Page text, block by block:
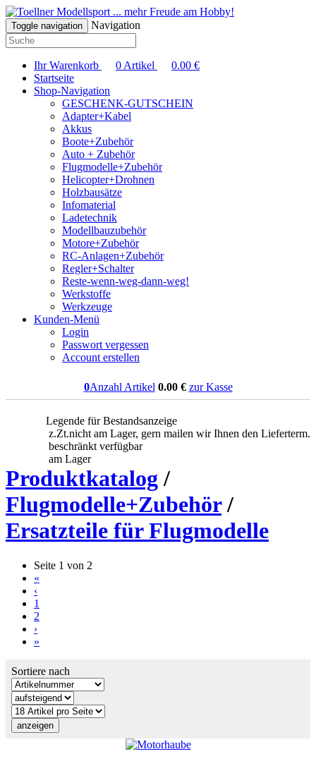
... mehr Freude am Hobby!
Toggle navigation Navigation
Ihr Warenkorb 0 Artikel 0.00 €
Startseite
Shop-Navigation
GESCHENK-GUTSCHEIN
Adapter+Kabel
Akkus
Boote+Zubehör
Auto + Zubehör
Flugmodelle+Zubehör
Helicopter+Drohnen
Holzbausätze
Infomaterial
Ladetechnik
Modellbauzubehör
Motore+Zubehör
RC-Anlagen+Zubehör
Regler+Schalter
Reste-wenn-weg-dann-weg!
Werkstoffe
Werkzeuge
Kunden-Menü
Login
Passwort vergessen
Account erstellen
0Anzahl Artikel 0.00€ zur Kasse
Legende für Bestandsanzeige
z.Zt.nicht am Lager, gern mailen wir Ihnen den Lieferterm.
beschränkt verfügbar
am Lager
Produktkatalog/
Flugmodelle+Zubehör/
Ersatzteile für Flugmodelle
Seite 1 von 2
«
‹
1
2
›
»
Sortiere nach